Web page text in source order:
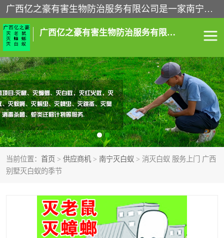
广西亿之豪有害生物防治服务有限公司是一家南宁灭鼠公司、灭蟑螂公司，南宁杀虫公司，南宁除虫公司，南宁灭跳蚤公司，南宁灭白蚁公司，南宁除四害公司,广西亿之豪有害生物防治服务有限公司专业灭蟑螂,除臭虫,其他害虫,服务上门,安全环保,售后保障,一次消杀，竭诚为您服务.
广西亿之豪有害生物防治服务有限公司
当前位置： 首页 > 供应商机 > 南宁灭白蚁 > 消灭白蚁 服务上门 广西
别墅灭白蚁的季节
南宁灭白蚁 南宁灭老鼠
南宁灭蟑螂 南宁杀虫
南宁除四害 南宁消杀
南宁除虫公司